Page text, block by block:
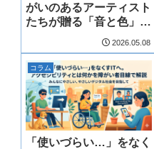
がいのあるアーティスト
たちが贈る「音と色」の
2026.05.08
コラム
「使いづらい…」をなく